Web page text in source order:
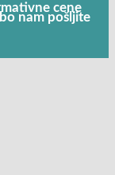
cene
nam pošljite